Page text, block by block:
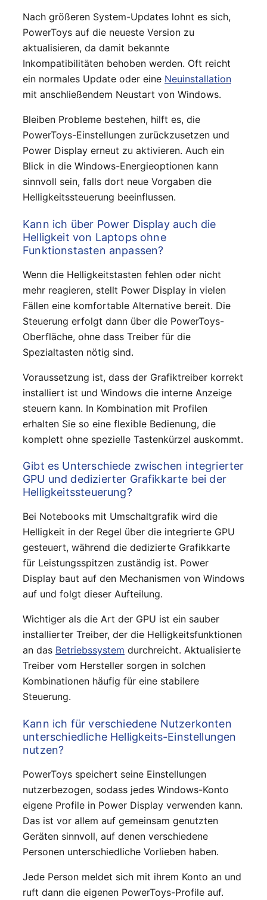
Nach größeren System-Updates lohnt es sich,
PowerToys auf die neueste Version zu
aktualisieren, da damit bekannte
Inkompatibilitäten behoben werden. Oft reicht
ein normales Update oder eine Neuinstallation
mit anschließendem Neustart von Windows.
Bleiben Probleme bestehen, hilft es, die
PowerToys-Einstellungen zurückzusetzen und
Power Display erneut zu aktivieren. Auch ein
Blick in die Windows-Energieoptionen kann
sinnvoll sein, falls dort neue Vorgaben die
Helligkeitssteuerung beeinflussen.
Kann ich über Power Display auch die
Helligkeit von Laptops ohne
Funktionstasten anpassen?
Wenn die Helligkeitstasten fehlen oder nicht
mehr reagieren, stellt Power Display in vielen
Fällen eine komfortable Alternative bereit. Die
Steuerung erfolgt dann über die PowerToys-
Oberfläche, ohne dass Treiber für die
Spezialtasten nötig sind.
Voraussetzung ist, dass der Grafiktreiber korrekt
installiert ist und Windows die interne Anzeige
steuern kann. In Kombination mit Profilen
erhalten Sie so eine flexible Bedienung, die
komplett ohne spezielle Tastenkürzel auskommt.
Gibt es Unterschiede zwischen integrierter
GPU und dedizierter Grafikkarte bei der
Helligkeitssteuerung?
Bei Notebooks mit Umschaltgrafik wird die
Helligkeit in der Regel über die integrierte GPU
gesteuert, während die dedizierte Grafikkarte
für Leistungsspitzen zuständig ist. Power
Display baut auf den Mechanismen von Windows
auf und folgt dieser Aufteilung.
Wichtiger als die Art der GPU ist ein sauber
installierter Treiber, der die Helligkeitsfunktionen
an das Betriebssystem durchreicht. Aktualisierte
Treiber vom Hersteller sorgen in solchen
Kombinationen häufig für eine stabilere
Steuerung.
Kann ich für verschiedene Nutzerkonten
unterschiedliche Helligkeits-Einstellungen
nutzen?
PowerToys speichert seine Einstellungen
nutzerbezogen, sodass jedes Windows-Konto
eigene Profile in Power Display verwenden kann.
Das ist vor allem auf gemeinsam genutzten
Geräten sinnvoll, auf denen verschiedene
Personen unterschiedliche Vorlieben haben.
Jede Person meldet sich mit ihrem Konto an und
ruft dann die eigenen PowerToys-Profile auf.